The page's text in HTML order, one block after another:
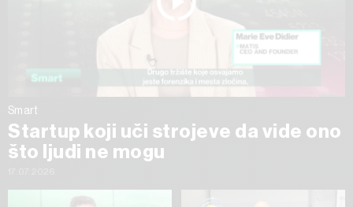
Smart
Startup koji uči strojeve da vide ono
što ljudi ne mogu